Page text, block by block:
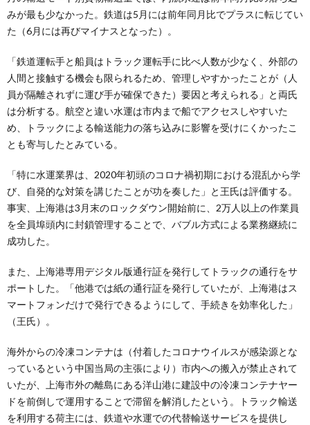
みが最も少なかった。鉄道は5月には前年同月比でプラスに転じてい
た（6月には再びマイナスとなった）。
「鉄道運転手と船員はトラック運転手に比べ人数が少なく、外部の
人間と接触する機会も限られるため、管理しやすかったことが（人
員が隔離されずに運び手が確保できた）要因と考えられる」と両氏
は分析する。航空と違い水運は市内まで船でアクセスしやすいた
め、トラックによる輸送能力の落ち込みに影響を受けにくかったこ
とも寄与したとみている。
「特に水運業界は、2020年初頭のコロナ禍初期における混乱から学
び、自発的な対策を講じたことが功を奏した」と王氏は評価する。
事実、上海港は3月末のロックダウン開始前に、2万人以上の作業員
を全員埠頭内に封鎖管理することで、バブル方式による業務継続に
成功した。
また、上海港専用デジタル版通行証を発行してトラックの通行をサ
ポートした。「他港では紙の通行証を発行していたが、上海港はス
マートフォンだけで発行できるようにして、手続きを効率化した」
（王氏）。
海外からの冷凍コンテナは（付着したコロナウイルスが感染源とな
っているという中国当局の主張により）市内への搬入が禁止されて
いたが、上海市外の離島にある洋山港に建設中の冷凍コンテナヤー
ドを前倒しで運用することで滞留を解消したという。トラック輸送
を利用する荷主には、鉄道や水運での代替輸送サービスを提供し